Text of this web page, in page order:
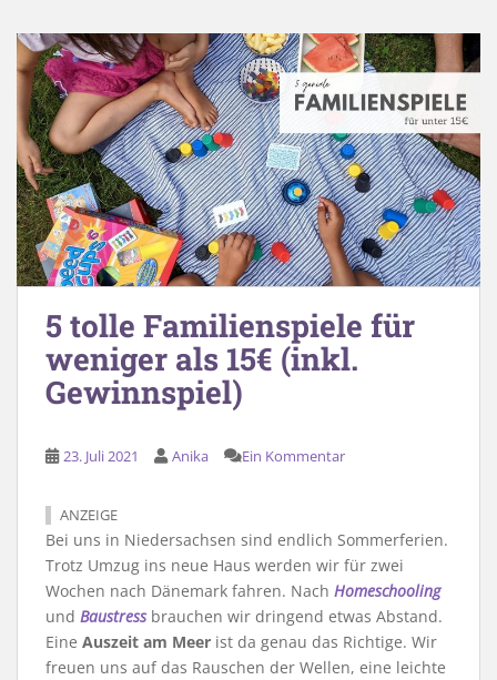
5 tolle Familienspiele für
weniger als 15€ (inkl.
Gewinnspiel)
23. Juli 2021 Anika Ein Kommentar
ANZEIGE
Bei uns in Niedersachsen sind endlich Sommerferien.
Trotz Umzug ins neue Haus werden wir für zwei
Wochen nach Dänemark fahren. Nach Homeschooling
und Baustressbrauchen wir dringend etwas Abstand.
Eine Auszeit am Meer ist da genau das Richtige. Wir
freuen uns auf das Rauschen der Wellen, eine leichte